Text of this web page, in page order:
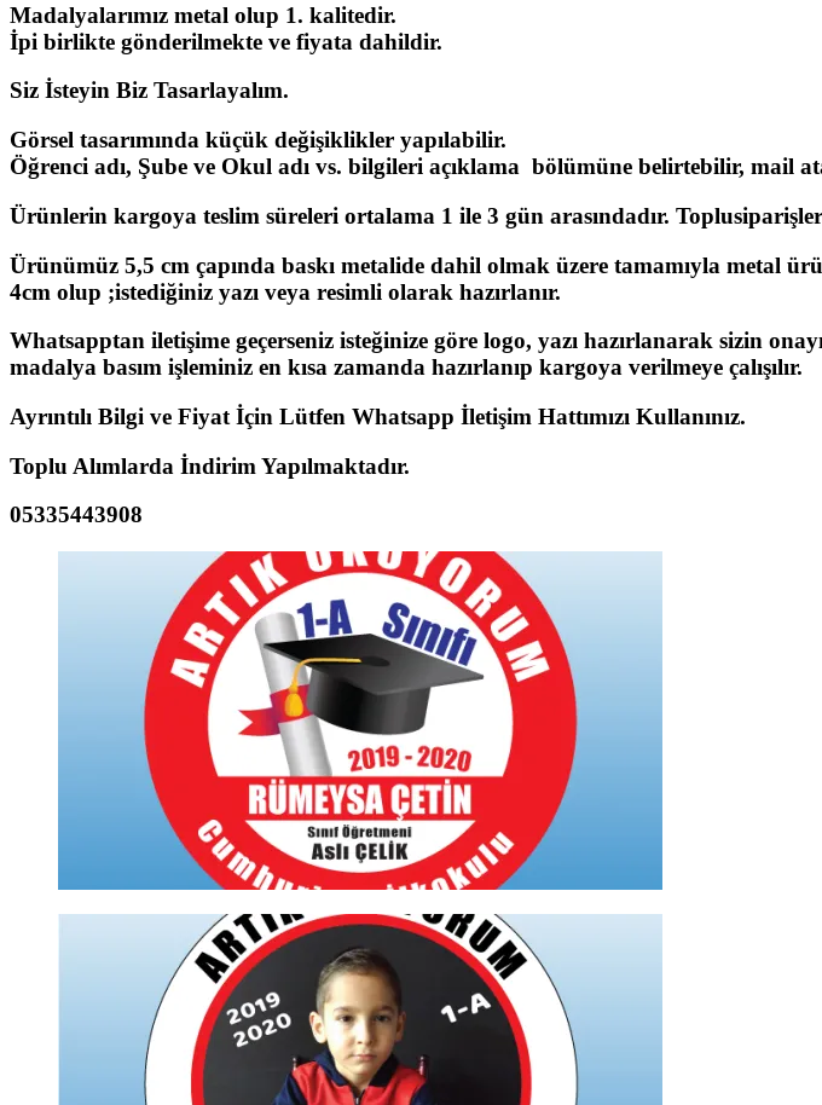
Madalyalarımız metal olup 1. kalitedir.
İpi birlikte gönderilmekte ve fiyata dahildir.
Siz İsteyin Biz Tasarlayalım.
Görsel tasarımında küçük değişiklikler yapılabilir.
Öğrenci adı, Şube ve Okul adı vs. bilgileri açıklama bölümüne belirtebilir, mail
Ürünlerin kargoya teslim süreleri ortalama 1 ile 3 gün arasındadır.
Ürünümüz 5,5 cm çapında baskı metalide dahil olmak üzere tamamıyla metal
4cm olup ;istediğiniz yazı veya resimli olarak hazırlanır.
Whatsapptan iletişime geçerseniz isteğinize göre logo, yazı hazırlanarak sizin
madalya basım işleminiz en kısa zamanda hazırlanıp kargoya verilmeye çalışılır.
Ayrıntılı Bilgi ve Fiyat İçin Lütfen Whatsapp İletişim Hattımızı Kullanınız.
Toplu Alımlarda İndirim Yapılmaktadır.
05335443908